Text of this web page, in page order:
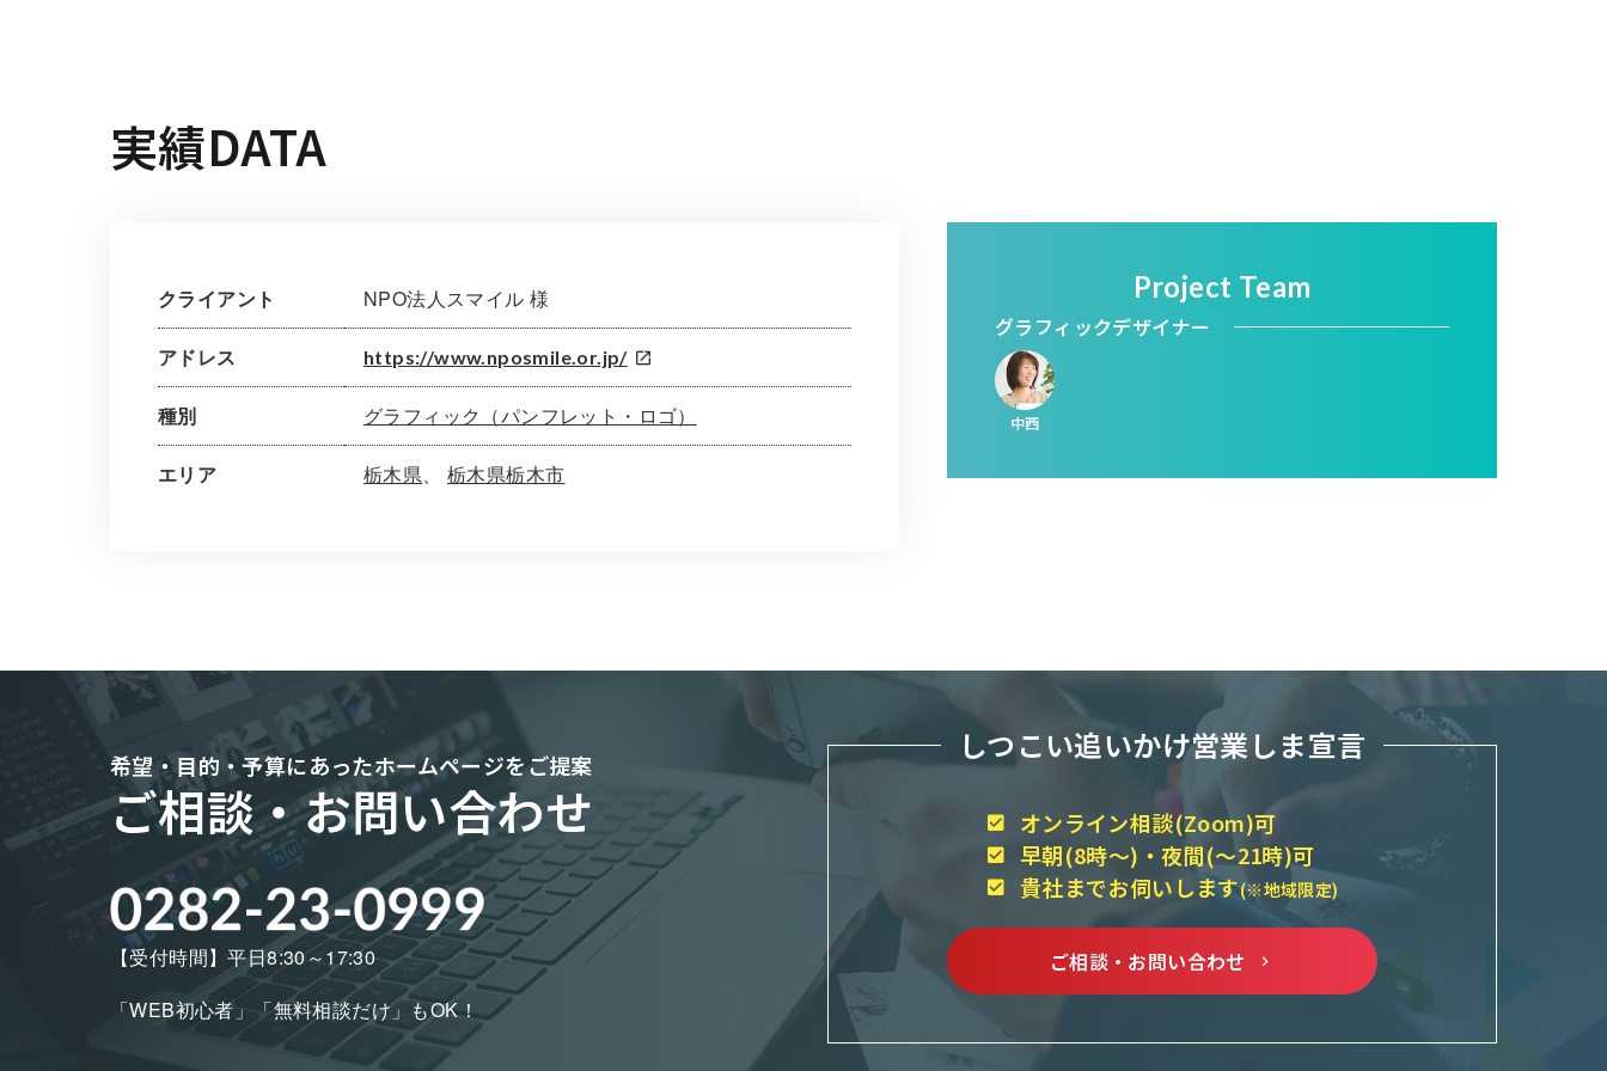
実績DATA
クライアント NPO法人スマイル 様
アドレス https://www.nposmile.or.jp/
種別 グラフィック（パンフレット・ロゴ）
エリア 栃木県 栃木県栃木市
Project Team
グラフィックデザイナー
中西
希望・目的・予算にあったホームページをご提案
ご相談・お問い合わせ
【受付時間】平日8:30～17:30
「WEB初心者」「無料相談だけ」もOK！
しつこい追いかけ営業しま宣言
オンライン相談(Zoom)可
早朝(8時～)・夜間(～21時)可
貴社までお伺いします(※地域限定)
ご相談・お問い合わせ